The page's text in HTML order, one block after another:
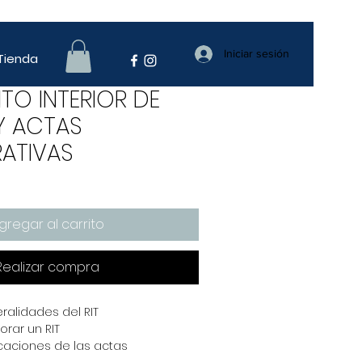
Iniciar sesión
INTERIOR DE
ACTAS
al carrito
compra
del RIT
un RIT
de las actas